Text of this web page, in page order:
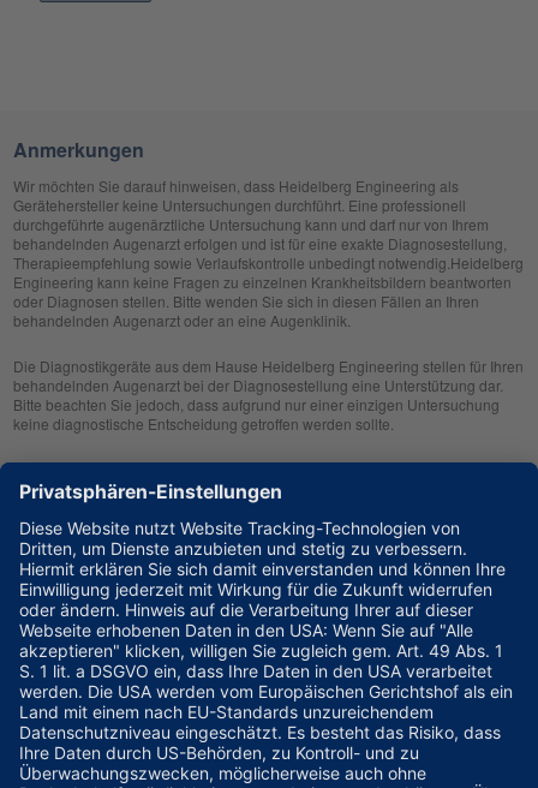
Anmerkungen
Wir möchten Sie darauf hinweisen, dass Heidelberg Engineering als
Gerätehersteller keine Untersuchungen durchführt. Eine professionell
durchgeführte augenärztliche Untersuchung kann und darf nur von Ihrem
behandelnden Augenarzt erfolgen und ist für eine exakte Diagnosestellung,
Therapieempfehlung sowie Verlaufskontrolle unbedingt notwendig.Heidelberg
Engineering kann keine Fragen zu einzelnen Krankheitsbildern beantworten
oder Diagnosen stellen. Bitte wenden Sie sich in diesen Fällen an Ihren
behandelnden Augenarzt oder an eine Augenklinik.
Die Diagnostikgeräte aus dem Hause Heidelberg Engineering stellen für Ihren
behandelnden Augenarzt bei der Diagnosestellung eine Unterstützung dar.
Bitte beachten Sie jedoch, dass aufgrund nur einer einzigen Untersuchung
keine diagnostische Entscheidung getroffen werden sollte.
Zur klinischen Beurteilung eines Patienten sollte Ihr Arzt sich immer ein
umfassendes Bild machen. Aus diesem Grund wird er immer noch weitere
klinische Informationen wie z. B. die Familienhistorie, den Krankheitsverlauf,
das Sehvermögen, den Augeninnendruck oder eine Untersuchung mit der
Spaltlampe in seine Diagnose einbeziehen.
Heidelberg Engineering erhebt keinen Anspruch auf Vollständigkeit der Daten.
Die vorliegende Internetseite stellt eine reine Wissensplattform dar, die Ihnen
als Informationsgrundlage dienen soll. Wir übernehmen keine Haftung für den
Inhalt weiterführender Links.
Kontakt
Heidelberg Engineering GmbH
Max-Jarecki-Straße 8
69115 Heidelberg